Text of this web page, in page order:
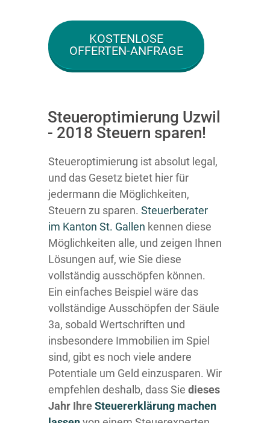
KOSTENLOSE
OFFERTEN-ANFRAGE
Steueroptimierung Uzwil
- 2018 Steuern sparen!
Steueroptimierung ist absolut legal,
und das Gesetz bietet hier für
jedermann die Möglichkeiten,
Steuern zu sparen. Steuerberater
im K anton St. Gallen kennen diese
Möglichkeiten alle, und zeigen Ihnen
Lösungen auf, wie Sie diese
vollständig ausschöpfen können.
Ein einfaches Beispiel wäre das
vollständige Ausschöpfen der Säule
3a, sobald Wertschriften und
insbesondere Immobilien im Spiel
sind, gibt es noch viele andere
Potentiale um Geld einzusparen. Wir
empfehlen deshalb, dass Sie dieses
Jahr IhreSteuererklärung machen